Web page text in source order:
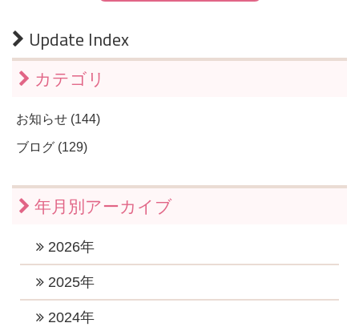
Update Index
カテゴリ
お知らせ (144)
ブログ (129)
年月別アーカイブ
2026年
2026年7月 (1)
2025年
2025年11月 (1)
2024年